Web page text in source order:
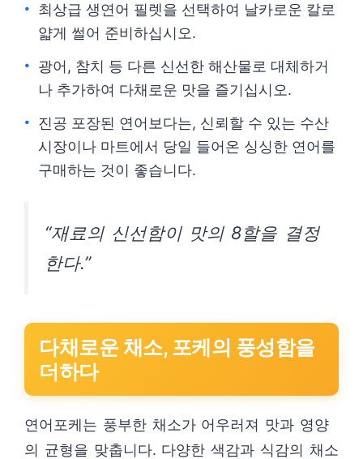
최상급 생연어 필렛을 선택하여 날카로운 칼로
얇게 썰어 준비하십시오.
광어, 참치 등 다른 신선한 해산물로 대체하거
나 추가하여 다채로운 맛을 즐기십시오.
진공 포장된 연어보다는, 신뢰할 수 있는 수산
시장이나 마트에서 당일 들어온 싱싱한 연어를
구매하는 것이 좋습니다.
“재료의 신선함이 맛의 8할을 결정
한다.”
다채로운 채소, 포케의 풍성함을
더하다
연어포케는 풍부한 채소가 어우러져 맛과 영양
의 균형을 맞춥니다. 다양한 색감과 식감의 채소